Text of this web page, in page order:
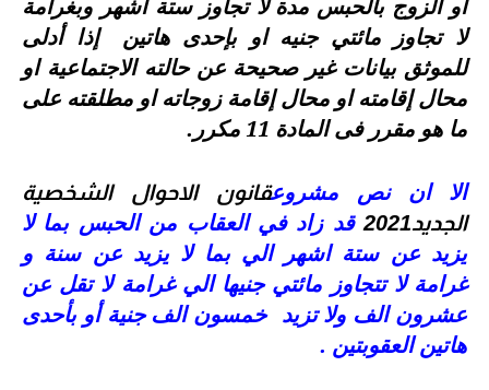
او الزوج بالحبس مدة لا تجاوز ستة اشهر وبغرامة
لا تجاوز مائتي جنيه او بإحدى هاتين
إذا أدلى
للموثق بيانات غير صحيحة عن حالته الاجتماعية او
محال إقامته او محال إقامة زوجاته او مطلقته على
ما هو مقرر فى المادة 11 مكرر.
الا ان نص مشروعقانون الاحوال الشخصية
الجديد2021
قد زاد في العقاب من الحبس بما لا
يزيد عن ستة اشهر الي بما لا يزيد عن سنة و
غرامة لا تتجاوز مائتي جنيها الي غرامة لا تقل عن
عشرون الف ولا تزيد خمسون الف جنية أو بأحدى
هاتين العقوبتين .